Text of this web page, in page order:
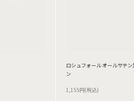
ロシュフォール オールサテ
ン
1,155円(税込)